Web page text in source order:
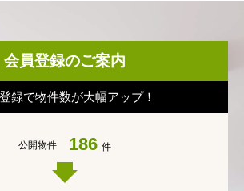
会員登録のご案内
録で物件数が大幅アップ！
公開物件 186 件